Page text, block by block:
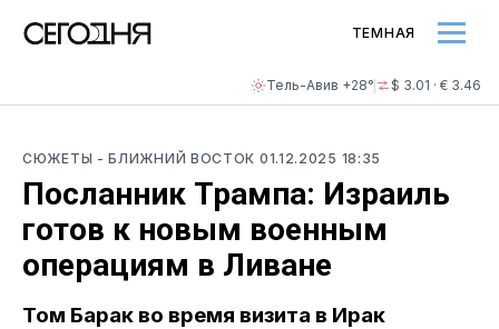
Тель-Авив +28° $ 3.01 · € 3.46
ТЕМНАЯ
СЮЖЕТЫ - БЛИЖНИЙ ВОСТОК 01.12.2025 18:35
Посланник Трампа: Израиль
готов к новым военным
операциям в Ливане
Том Барак во время визита в Ирак